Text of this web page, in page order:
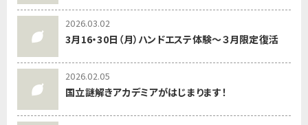
2026.03.02
3月16・30日（月）ハンドエステ体験～３月限定復活
2026.02.05
国立謎解きアカデミアがはじまります！